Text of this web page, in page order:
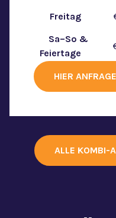
Freitag ‎ ‎ ‎
Sa–So &
Feiertage‎‎ ‎ ‎ ‎
HIER
ALLE KOMBI-